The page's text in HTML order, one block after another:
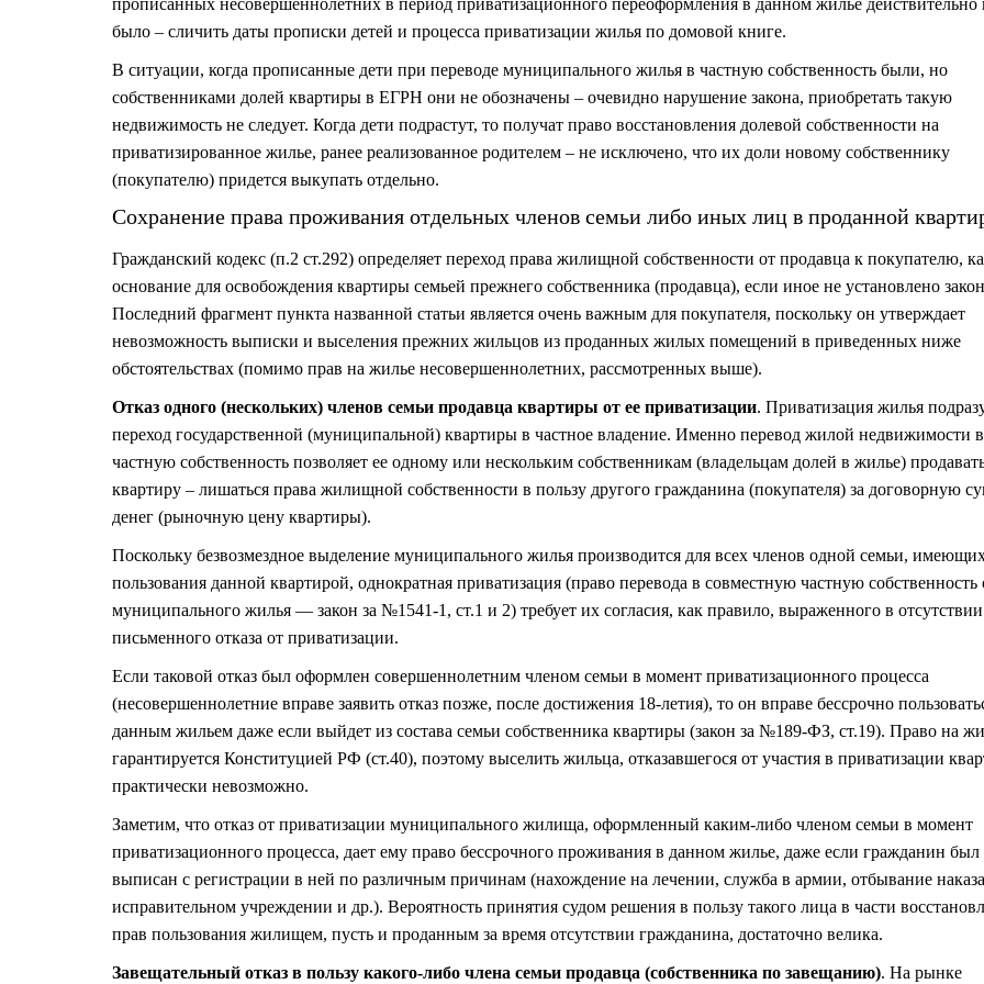
прописанных несовершеннолетних в период приватизационного переоформления в данном жилье действительно
было – сличить даты прописки детей и процесса приватизации жилья по домовой книге.
В ситуации, когда прописанные дети при переводе муниципального жилья в частную собственность были, но
собственниками долей квартиры в ЕГРН они не обозначены – очевидно нарушение закона, приобретать такую
недвижимость не следует. Когда дети подрастут, то получат право восстановления долевой собственности на
приватизированное жилье, ранее реализованное родителем – не исключено, что их доли новому собственнику
(покупателю) придется выкупать отдельно.
Сохранение права проживания отдельных членов семьи либо иных лиц в проданной
Гражданский кодекс (п.2 ст.292) определяет переход права жилищной собственности от продавца к покупателю,
основание для освобождения квартиры семьей прежнего собственника (продавца), если иное не установлено
Последний фрагмент пункта названной статьи является очень важным для покупателя, поскольку он утверждает
невозможность выписки и выселения прежних жильцов из проданных жилых помещений в приведенных ниже
обстоятельствах (помимо прав на жилье несовершеннолетних, рассмотренных выше).
Отказ одного (нескольких) членов семьи продавца квартиры от ее приватизации. Приватизация жилья
переход государственной (муниципальной) квартиры в частное владение. Именно перевод жилой недвижимости в
частную собственность позволяет ее одному или нескольким собственникам (владельцам долей в жилье)
квартиру – лишаться права жилищной собственности в пользу другого гражданина (покупателя) за договорную
денег (рыночную цену квартиры).
Поскольку безвозмездное выделение муниципального жилья производится для всех членов одной семьи,
пользования данной квартирой, однократная приватизация (право перевода в совместную частную собственность
муниципального жилья — закон за №1541-1, ст.1 и 2) требует их согласия, как правило, выраженного в отсутствии
письменного отказа от приватизации.
Если таковой отказ был оформлен совершеннолетним членом семьи в момент приватизационного процесса
(несовершеннолетние вправе заявить отказ позже, после достижения 18-летия), то он вправе бессрочно
данным жильем даже если выйдет из состава семьи собственника квартиры (закон за №189-ФЗ, ст.19). Право на
гарантируется Конституцией РФ (ст.40), поэтому выселить жильца, отказавшегося от участия в приватизации
практически невозможно.
Заметим, что отказ от приватизации муниципального жилища, оформленный каким-либо членом семьи в момент
приватизационного процесса, дает ему право бессрочного проживания в данном жилье, даже если гражданин был
выписан с регистрации в ней по различным причинам (нахождение на лечении, служба в армии, отбывание
исправительном учреждении и др.). Вероятность принятия судом решения в пользу такого лица в части
прав пользования жилищем, пусть и проданным за время отсутствии гражданина, достаточно велика.
Завещательный отказ в пользу какого-либо члена семьи продавца (собственника по завещанию). На рынке